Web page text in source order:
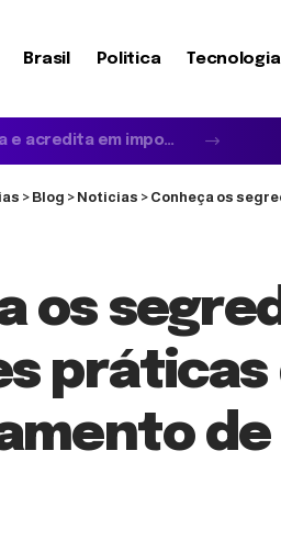
Brasil Politica Tecnologia
Quando o idoso não reconhece a família e acredita em impostores: entenda a síndrome de Capgras
> Blog > Noticias > Conheça os
os
práticas